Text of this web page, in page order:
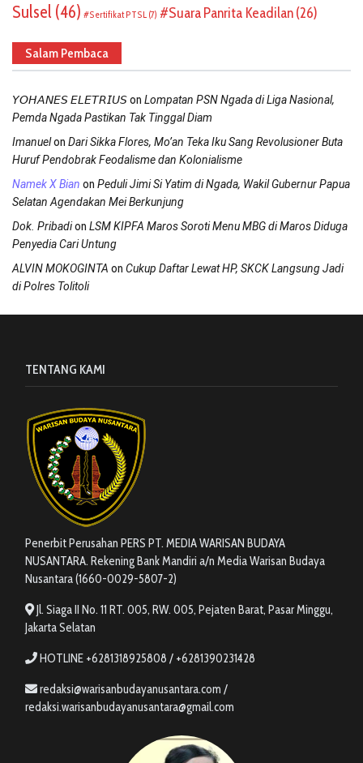
Sulsel (46) Sertifikat PTSL (7) Suara Panrita Keadilan(26)
Salam Pembaca
𝘠𝘖𝘏𝘈𝘕𝘌𝘚 𝘌𝘓𝘌𝘛𝘙𝘐𝘜𝘚on Lompatan PSN Ngada di Liga Nasional,
Pemda Ngada Pastikan Tak Tinggal Diam
Imanuelon Dari Sikka Flores, Mo’an Teka Iku Sang Revolusioner Buta
Huruf Pendobrak Feodalisme dan Kolonialisme
Namek X Bian on Peduli Jimi Si Yatim di Ngada, Wakil Gubernur Papua
Selatan Agendakan Mei Berkunjung
Dok. Pribadion LSM KIPFA Maros Soroti Menu MBG di Maros Diduga
Penyedia Cari Untung
ALVIN MOKOGINTA on Cukup Daftar Lewat HP, SKCK Langsung Jadi
di Polres Tolitoli
TENTANG KAMI
Penerbit Perusahan PERS PT. MEDIA WARISAN BUDAYA
NUSANTARA. Rekening Bank Mandiri a/n Media Warisan Budaya
Nusantara (1660-0029-5807-2)
Jl. Siaga II No. 11 RT. 005, RW. 005, Pejaten Barat, Pasar Minggu,
Jakarta Selatan
HOTLINE +6281318925808 / +6281390231428
redaksi@warisanbudayanusantara.com /
redaksi.warisanbudayanusantara@gmail.com